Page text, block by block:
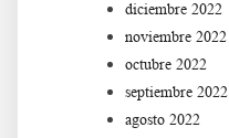
diciembre 2022
noviembre 2022
octubre 2022
septiembre 2022
agosto 2022